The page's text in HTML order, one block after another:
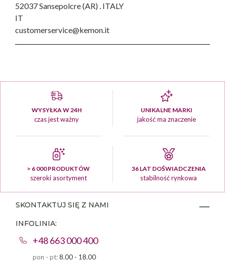
52037 Sansepolcre (AR) . ITALY
IT
customerservice@kemon.it
WYSYŁKA W 24H
czas jest ważny
UNIKALNE MARKI
jakość ma znaczenie
> 6 000 PRODUKTÓW
szeroki asortyment
36 LAT DOŚWIADCZENIA
stabilność rynkowa
SKONTAKTUJ SIĘ Z NAMI
INFOLINIA:
+48 663 000 400
pon - pt:8.00 - 18.00